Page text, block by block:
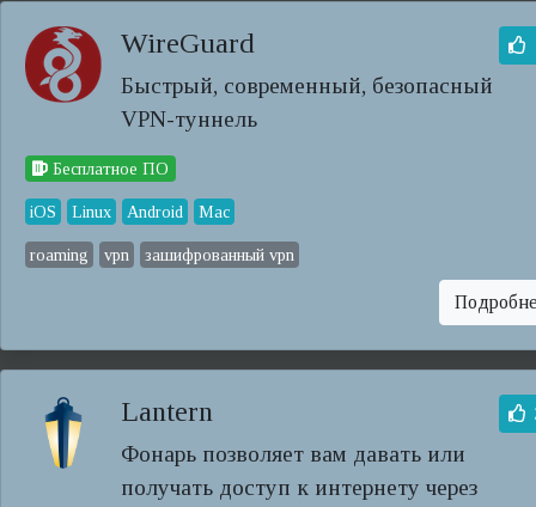
WireGuard
Быстрый, современный, безопасный
VPN-туннель
Бесплатное ПО
iOS Linux Android Mac
roaming vpn зашифрованный vpn
Lantern
Фонарь позволяет вам давать или
получать доступ к интернету через